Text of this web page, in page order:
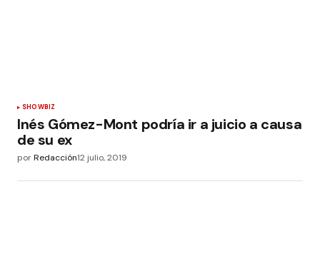
SHOWBIZ
Inés Gómez-Mont podría ir a juicio a causa
de su ex
porRedacción12 julio, 2019